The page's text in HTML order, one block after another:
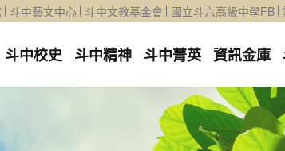
斗中藝文中心 斗中文教基金會 國立斗六高級中學FB
斗中校史 斗中精神 斗中菁英 資訊金庫